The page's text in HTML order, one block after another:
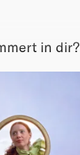
in dir?